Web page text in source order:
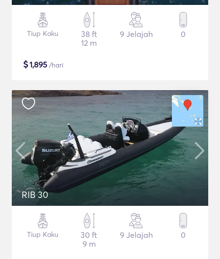
Tiup Kaku
38 ft
12 m
9 Jelajah 0
$1,895 /hari
RIB 30
Tiup Kaku
30 ft
9 m
9 Jelajah 0